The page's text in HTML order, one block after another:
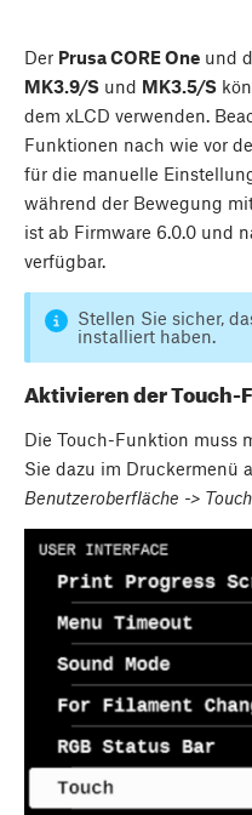
Der Prusa CORE One und
MK3.9/S und MK3.5/S
dem xLCD verwenden.
Funktionen nach wie vor
für die manuelle
während der Bewegung
ist ab Firmware 6.0.0 und
verfügbar.
Stellen Sie sicher,
installiert haben.
Aktivieren der Touch-
Die Touch-Funktion muss
Sie dazu im Druckermenü
Benutzeroberfläche -> Touch